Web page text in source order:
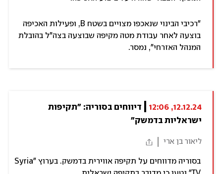
"רכיבי הבינוי שנאכפו מצויים בשטח B, ופעילות האכיפה
בוצעה לאחר עבודת מטה מקיפה שבוצעה בצה״ל בהובלת
המנהל האזרחי", נמסר.
12.12.24, 12:06
ישראליות בדמשק"
ליאור בן ארי
בסוריה מדווחים על תקיפה אווירית בדמשק. בערוץ "Syria